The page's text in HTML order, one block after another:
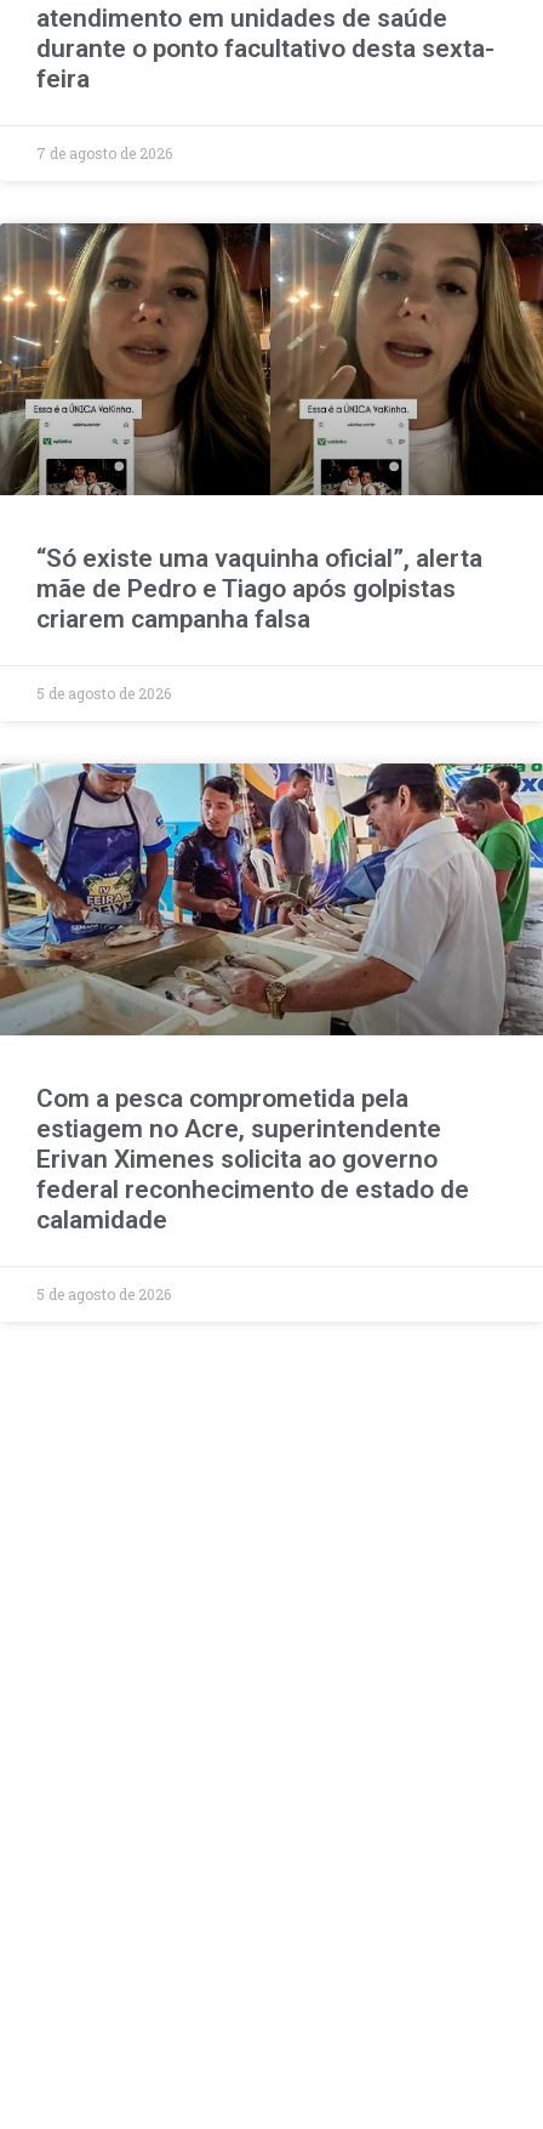
atendimento em unidades de saúde
durante o ponto facultativo desta sexta-
feira
7 de agosto de 2026
“Só existe uma vaquinha oficial”, alerta
mãe de Pedro e Tiago após golpistas
criarem campanha falsa
5 de agosto de 2026
Com a pesca comprometida pela
estiagem no Acre, superintendente
Erivan Ximenes solicita ao governo
federal reconhecimento de estado de
calamidade
5 de agosto de 2026